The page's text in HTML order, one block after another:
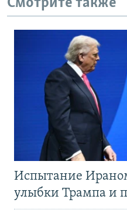
Смотрите также
Испытание
улыбки Трампа и